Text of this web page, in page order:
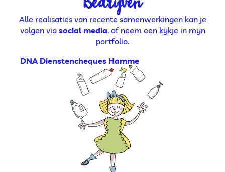
Alle realisaties van recente samenwerkingen kan je
volgen via social media. of neem een kijkje in mijn
portfolio.
DNA Dienstencheques Hamme